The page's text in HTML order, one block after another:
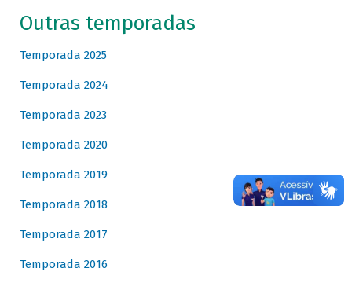
Outras temporadas
Temporada 2025
Temporada 2024
Temporada 2023
Temporada 2020
Temporada 2019
Temporada 2018
Temporada 2017
Temporada 2016